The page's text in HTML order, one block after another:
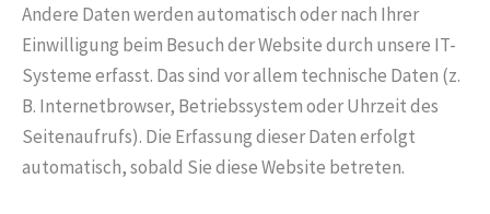
Andere Daten werden automatisch oder nach Ihrer
Einwilligung beim Besuch der Website durch unsere IT-
Systeme erfasst. Das sind vor allem technische Daten (z.
B. Internetbrowser, Betriebssystem oder Uhrzeit des
Seitenaufrufs). Die Erfassung dieser Daten erfolgt
automatisch, sobald Sie diese Website betreten.